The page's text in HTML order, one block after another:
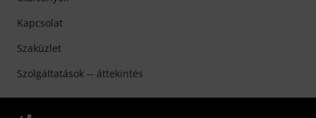
Kapcsolat
Szaküzlet
Szolgáltatások -- áttekintés